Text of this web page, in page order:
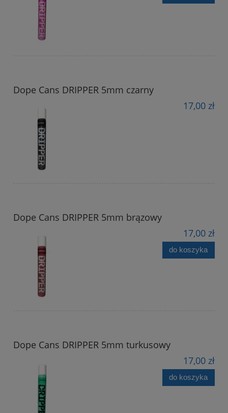
Dope Cans DRIPPER 5mm czarny
17,00 zł
Dope Cans DRIPPER 5mm brązowy
17,00 zł
do koszyka
Dope Cans DRIPPER 5mm turkusowy
17,00 zł
do koszyka